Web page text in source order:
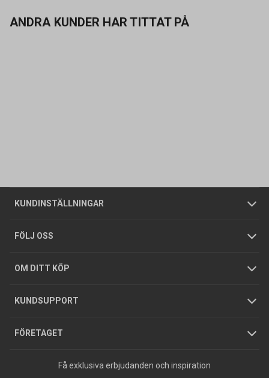
ANDRA KUNDER HAR TITTAT PÅ
KUNDINSTÄLLNINGAR
Företagskund / Privatkund
FÖLJ OSS
OM DITT KÖP
Allmänna försäljningsvillkor
Integritetspolicy
GDPR
KUNDSUPPORT
Butiker
Foldrar och kataloger
Köpguider
Varumärken
FÖRETAGET
Om oss
Tjänster
Hållbarhet
Jobba hos oss
Press
Få exklusiva erbjudanden och inspiration